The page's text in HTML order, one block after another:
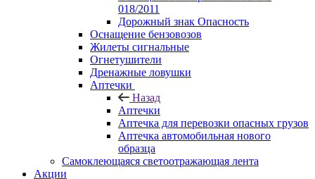
018/2011
Дорожный знак Опасность
Оснащение бензовозов
Жилеты сигнальные
Огнетушители
Дренажные ловушки
Аптечки
Назад
Аптечки
Аптечка для перевозки опасных грузов
Аптечка автомобильная нового
образца
Самоклеющаяся светоотражающая лента
Акции